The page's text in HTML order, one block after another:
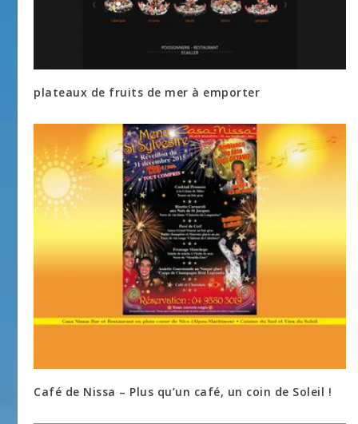
plateaux de fruits de mer à emporter
Café de Nissa – Plus qu’un café, un coin de Soleil !